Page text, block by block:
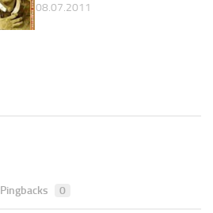
08.07.2011
Pingbacks 0